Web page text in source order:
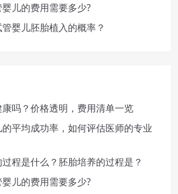
儿的费用需要多少?
婴儿胚胎植入的概率？
吗？价格透明，费用清单一览
平均成功率，如何评估医师的专业
程是什么？胚胎培养的过程是？
儿的费用需要多少?